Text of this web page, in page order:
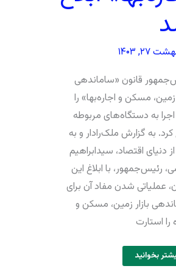
۲۷, ۱۴۰۳
قانون «ساماندهی
زمین، مسکن و اجاره‌‌‌بها» را
اجرا به دستگاه‌‌‌های مربوطه
کرد. به گزارش ملک‌رادار و به
دنیای اقتصاد، سید‌ابراهیم
رئیس‌‌‌جمهور، با ابلاغ این
عملیاتی شدن مفاد آن برای
بازار زمین، مسکن و
را استارت
بخوانید